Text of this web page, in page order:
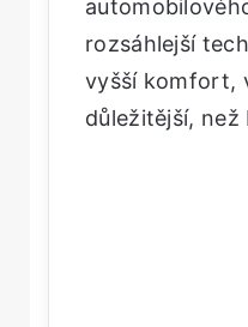
rozsáhlejší
vyšší komfort,
důležitější,